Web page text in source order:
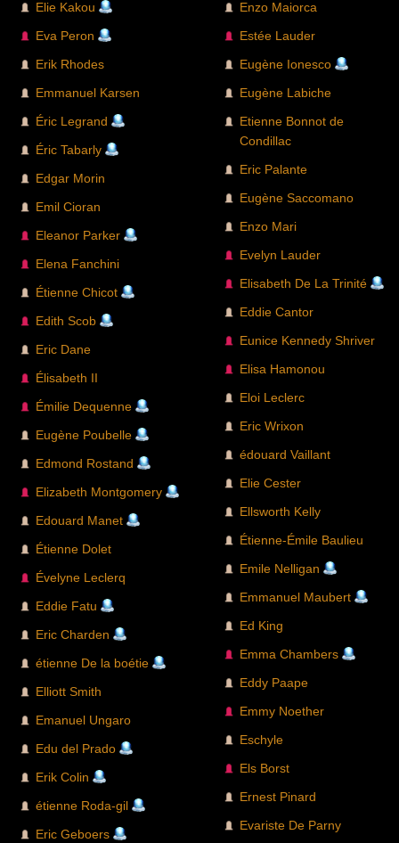
grande majorité des athlètes de haut niveau,
entraînement en hypoventilation, Zátopek
grimaçant et exprimant beaucoup de
souffrance lorsqu'il courait. Il est intronisé au
Panthéon de l'athlétisme de l'IAAF en 2012.
Elie Kakou
Eva Peron
Erik Rhodes
Emmanuel Karsen
Éric Legrand
Éric Tabarly
Edgar Morin
Emil Cioran
Eleanor Parker
Elena Fanchini
Étienne Chicot
Edith Scob
Eric Dane
Élisabeth II
Émilie Dequenne
Eugène Poubelle
Edmond Rostand
Elizabeth Montgomery
Edouard Manet
Étienne Dolet
Évelyne Leclerq
Eddie Fatu
Eric Charden
étienne De la boétie
Elliott Smith
Emanuel Ungaro
Edu del Prado
Erik Colin
étienne Roda-gil
Eric Geboers
Enzo Maiorca
Estée Lauder
Eugène Ionesco
Eugène Labiche
Etienne Bonnot de
Condillac
Eric Palante
Eugène Saccomano
Enzo Mari
Evelyn Lauder
Elisabeth De La Trinité
Eddie Cantor
Eunice Kennedy Shriver
Elisa Hamonou
Eloi Leclerc
Eric Wrixon
édouard Vaillant
Elie Cester
Ellsworth Kelly
Étienne-Émile Baulieu
Emile Nelligan
Emmanuel Maubert
Ed King
Emma Chambers
Eddy Paape
Emmy Noether
Eschyle
Els Borst
Ernest Pinard
Evariste De Parny